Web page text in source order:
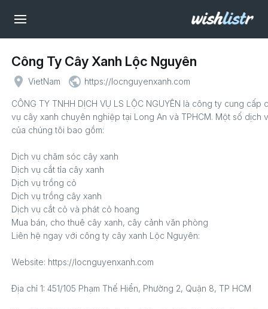
Công Ty Cây Xanh Lộc Nguyên
place VietNam public https://locnguyenxanh.com
CÔNG TY TNHH DỊCH VỤ LS LỘC NGUYÊN là công ty cung cấp
vụ cây xanh chuyên nghiệp tại Long An và TPHCM. Một số dịch
của chúng tôi bao gồm:
Dịch vụ chăm sóc cây xanh
Dịch vụ cắt tỉa cây xanh
Dịch vụ trồng cỏ
Dịch vụ trồng cây xanh
Dịch vụ cắt cỏ và phát cỏ hoang
Mua bán, cho thuê cây xanh, cây cảnh văn phòng
Liên hệ ngay với công ty cây xanh Lộc Nguyên:
Website: https://locnguyenxanh.com
Địa chỉ 1: 451/105 Phạm Thế Hiển, Phường 2, Quận 8, TP HCM